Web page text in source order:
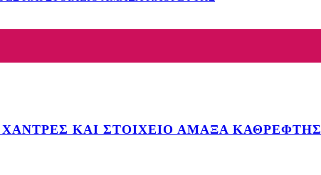
ΚΑΙ ΣΤΟΙΧΕΙΟ ΑΜΑΞΑ ΚΑΘΡΕΦΤΗΣ